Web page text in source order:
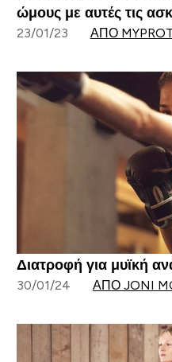
ώμους με αυτές τις
23/01/23 ΑΠΌ
Διατροφή για μυϊκή
30/01/24 ΑΠΌ JONI